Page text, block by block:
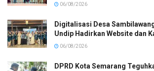
06/08/2026
Digitalisasi Desa
Undip Hadirkan Website dan
06/08/2026
DPRD Kota Semarang